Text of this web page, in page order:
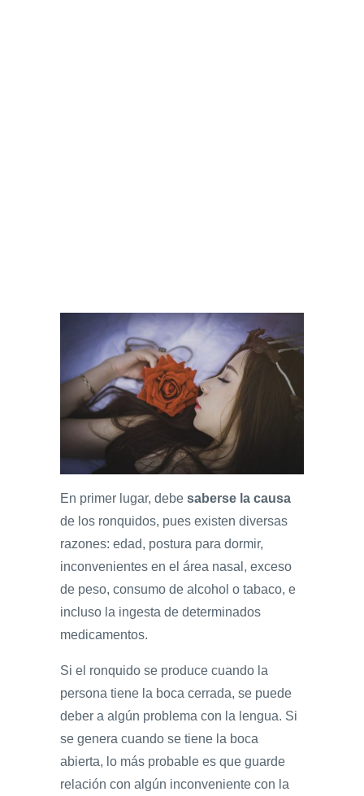
En primer lugar, debe saberse la causa
de los ronquidos, pues existen diversas
razones: edad, postura para dormir,
inconvenientes en el área nasal, exceso
de peso, consumo de alcohol o tabaco, e
incluso la ingesta de determinados
medicamentos.
Si el ronquido se produce cuando la
persona tiene la boca cerrada, se puede
deber a algún problema con la lengua. Si
se genera cuando se tiene la boca
abierta, lo más probable es que guarde
relación con algún inconveniente con la